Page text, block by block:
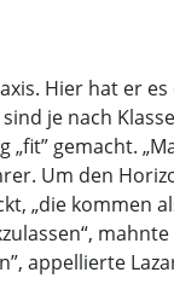
Hier hat er
je nach
gemacht.
Um den
„die kommen
appellierte